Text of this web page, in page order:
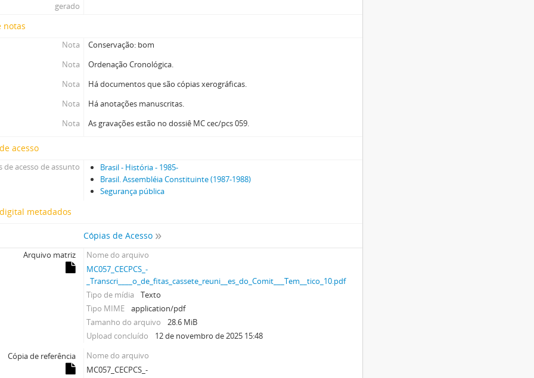
gerado
notas
Nota
Conservação: bom
Nota
Ordenação Cronológica.
Nota
Há documentos que são cópias xerográficas.
Nota
Há anotações manuscritas.
Nota
As gravações estão no dossiê MC cec/pcs 059.
acesso
de acesso de assunto
Brasil - História - 1985-
Brasil. Assembléia Constituinte (1987-1988)
Segurança pública
metadados
Cópias de Acesso
Arquivo matriz
Nome do arquivo
MC057_CECPCS_-
_Transcri____o_de_fitas_cassete_reuni__es_do_Comit___Tem__tico_10.pdf
Tipo de mídia
Texto
Tipo MIME
application/pdf
Tamanho do arquivo
28.6 MiB
Upload concluído
12 de novembro de 2025 15:48
Cópia de referência
Nome do arquivo
MC057_CECPCS_-